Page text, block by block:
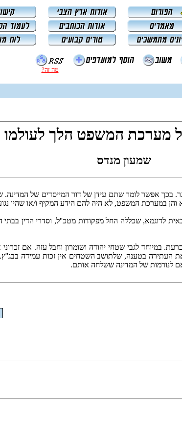
מה זה?
של מערכת המשפט הלך לעולמו
שמעון מנדס
מאיר שמגר. בכך אפשר לומר שתם עידן של דור המייסדים
במערכת המשפט, לא היה להם הידע המקיף ו/או שהיו
לדוגמא, שכללה החל מפקודות מטכ''ל, וסדרי הדין
את העתירה בטענה, שלתושב השטחים אין זכות עמידה
לנורמות של המדינה ששלחה אותם.